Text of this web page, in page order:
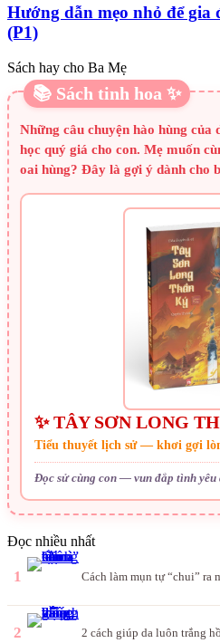
Hướng dẫn mẹo nhỏ để
(P1)
Sách hay cho Ba Mẹ
📚 Sách tinh hoa ✨
Những câu chuyện hào hùng
học quý giá cho con. Mẹ muốn
oai hùng? Đây là gợi ý dành cho
✨ TÂY SƠN LONG
Tiểu thuyết lịch sử — khơi gợi
Đọc sử cùng con — vun đắp tình
Đọc nhiều nhất
1 Cách làm mụn tự “chui” ra
2 2 cách giúp da luôn trắng